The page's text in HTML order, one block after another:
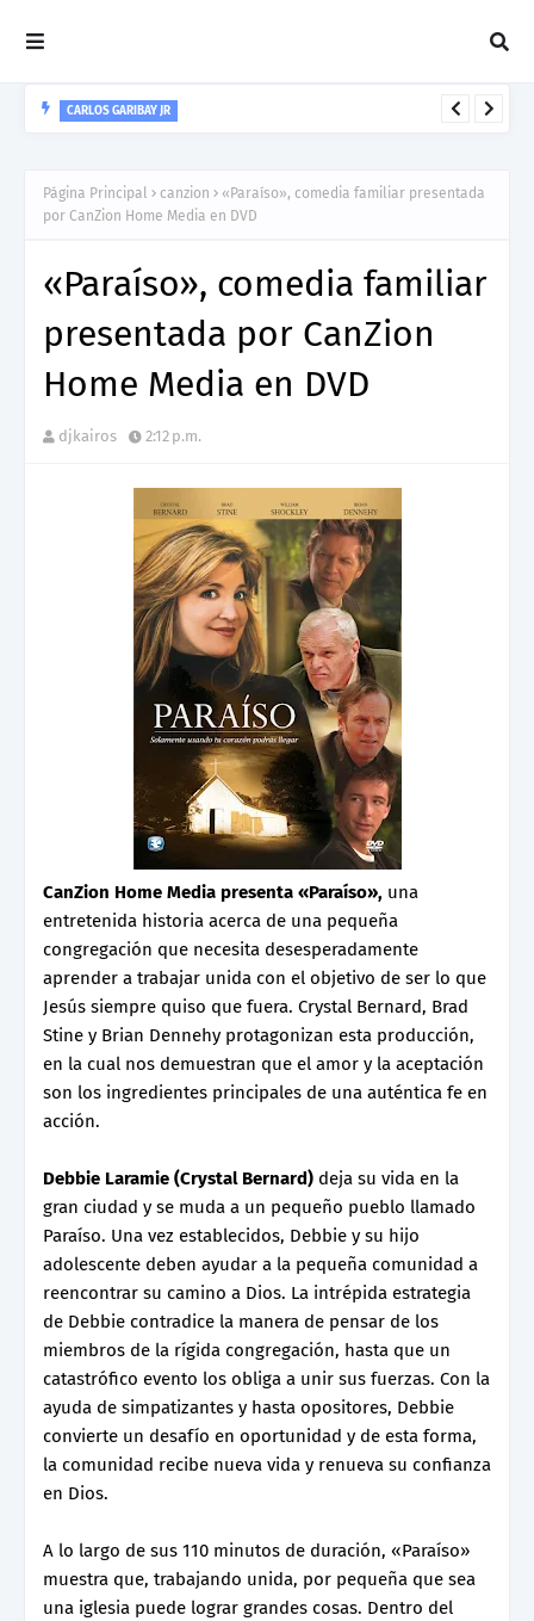
CARLOS GARIBAY JR
Página Principal canzion
«Paraíso», comedia familiar presentada
por CanZion Home Media en DVD
«Paraíso», comedia familiar
presentada por CanZion
Home Media en DVD
djkairos 2:12 p.m.
CanZion Home Media presenta «Paraíso», una
entretenida historia acerca de una pequeña
congregación que necesita desesperadamente
aprender a trabajar unida con el objetivo de ser lo que
Jesús siempre quiso que fuera. Crystal Bernard, Brad
Stine y Brian Dennehy protagonizan esta producción,
en la cual nos demuestran que el amor y la aceptación
son los ingredientes principales de una auténtica fe en
acción.
Debbie Laramie (Crystal Bernard) deja su vida en la
gran ciudad y se muda a un pequeño pueblo llamado
Paraíso. Una vez establecidos, Debbie y su hijo
adolescente deben ayudar a la pequeña comunidad a
reencontrar su camino a Dios. La intrépida estrategia
de Debbie contradice la manera de pensar de los
miembros de la rígida congregación, hasta que un
catastrófico evento los obliga a unir sus fuerzas. Con la
ayuda de simpatizantes y hasta opositores, Debbie
convierte un desafío en oportunidad y de esta forma,
la comunidad recibe nueva vida y renueva su confianza
en Dios.
A lo largo de sus 110 minutos de duración, «Paraíso»
muestra que, trabajando unida, por pequeña que sea
una iglesia puede lograr grandes cosas. Dentro del